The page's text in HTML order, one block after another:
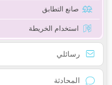
صانع التطابق
استخدام الخريطة
رسائلي
المحادثة